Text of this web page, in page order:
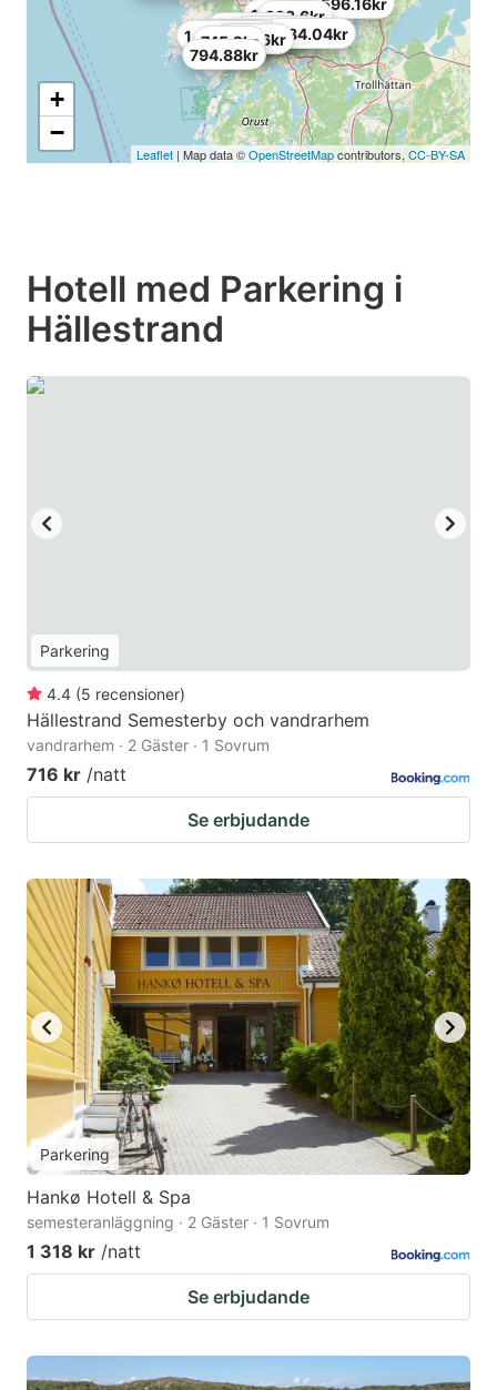
596.16kr
745.2kr
794.88kr
993.6kr
1,043.28kr
1,071kr
1,184.04kr
1,192.32kr
1,581.48kr
1,738.8kr
+
−
Leaflet | Map data ©OpenStreetMapcontributors, CC-BY-SA
Hotell med Parkering i
Hällestrand
Parkering
4.4 (5 recensioner)
Hällestrand Semesterby och vandrarhem
vandrarhem · 2 Gäster · 1 Sovrum
716 kr /natt
Se erbjudande
Parkering
Hankø Hotell & Spa
semesteranläggning · 2 Gäster · 1 Sovrum
1 318 kr /natt
Se erbjudande